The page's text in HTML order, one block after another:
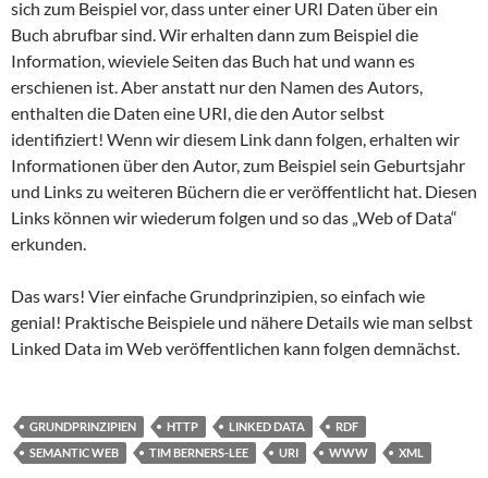
sich zum Beispiel vor, dass unter einer URI Daten über ein
Buch abrufbar sind. Wir erhalten dann zum Beispiel die
Information, wieviele Seiten das Buch hat und wann es
erschienen ist. Aber anstatt nur den Namen des Autors,
enthalten die Daten eine URI, die den Autor selbst
identifiziert! Wenn wir diesem Link dann folgen, erhalten wir
Informationen über den Autor, zum Beispiel sein Geburtsjahr
und Links zu weiteren Büchern die er veröffentlicht hat. Diesen
Links können wir wiederum folgen und so das „Web of Data“
erkunden.
Das wars! Vier einfache Grundprinzipien, so einfach wie
genial! Praktische Beispiele und nähere Details wie man selbst
Linked Data im Web veröffentlichen kann folgen demnächst.
GRUNDPRINZIPIEN HTTP LINKED DATA
RDF
SEMANTIC WEB
TIM BERNERS-LEE URI WWW XML